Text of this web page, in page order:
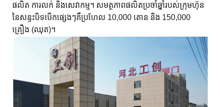
ផលិត ការលក់ និងសេវាកម្ម។ សមត្ថភាពផលិតប្រចាំឆ្នាំរបស់ក្រុមហ៊ុន
នៃសន្ទះបិទបើកផ្សេងៗគឺប្រហែល 10,000 តោន និង 150,000
គ្រឿង (ឈុត)។